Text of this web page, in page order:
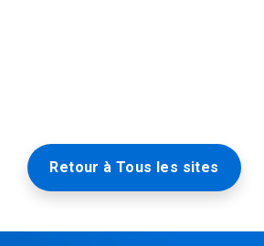
Retour à Tous les sites